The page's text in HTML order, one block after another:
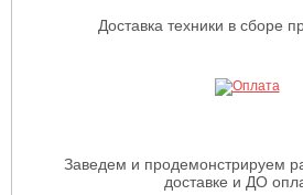
Доставка техники в сборе
Заведем и продемонстрируем
доставке и ДО